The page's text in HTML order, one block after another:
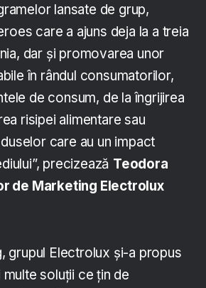
lansate de grup,
care a ajuns deja la a treia
dar și promovarea unor
în rândul consumatorilor,
de consum, de la îngrijirea
risipei alimentare sau
care au un impact
precizează Teodora
de Marketing Electrolux
grupul Electrolux și-a propus
soluții ce țin de